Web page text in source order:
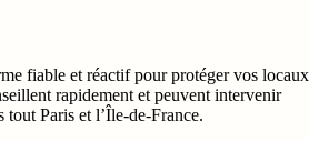
fiable et réactif pour protéger vos locaux
rapidement et peuvent intervenir
tout Paris et l’Île-de-France.